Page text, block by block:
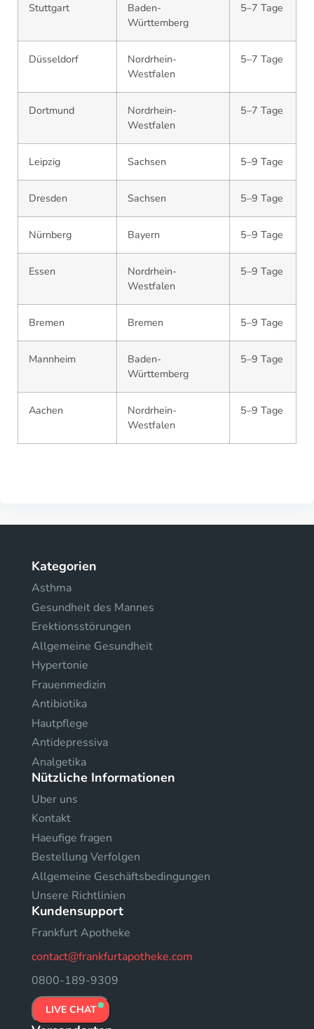
Stuttgart
Baden-
Württemberg
5–7 Tage
Düsseldorf
Nordrhein-
Westfalen
5–7 Tage
Dortmund
Nordrhein-
Westfalen
5–7 Tage
Leipzig Sachsen 5–9 Tage
Dresden Sachsen 5–9 Tage
Nürnberg Bayern 5–9 Tage
Essen
Nordrhein-
Westfalen
5–9 Tage
Bremen Bremen 5–9 Tage
Mannheim
Baden-
Württemberg
5–9 Tage
Aachen
Nordrhein-
Westfalen
5–9 Tage
Kategorien
Asthma
Gesundheit des Mannes
Erektionsstörungen
Allgemeine Gesundheit
Hypertonie
Frauenmedizin
Antibiotika
Hautpflege
Antidepressiva
Analgetika
Nützliche Informationen
Uber uns
Kontakt
Haeufige fragen
Bestellung Verfolgen
Allgemeine Geschäftsbedingungen
Unsere Richtlinien
Kundensupport
Frankfurt Apotheke
contact@frankfurtapotheke.com
0800-189-9309
LIVE CHAT